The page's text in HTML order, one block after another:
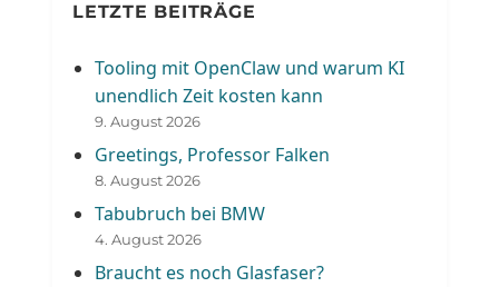
LETZTE BEITRÄGE
Tooling mit OpenClaw und warum KI
unendlich Zeit kosten kann
9. August 2026
Greetings, Professor Falken
8. August 2026
Tabubruch bei BMW
4. August 2026
Braucht es noch Glasfaser?